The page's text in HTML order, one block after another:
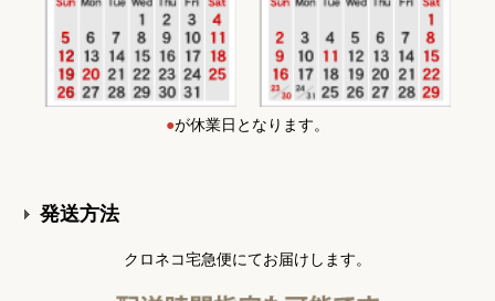
●が休業日となります。
発送方法
クロネコ宅急便にてお届けします。